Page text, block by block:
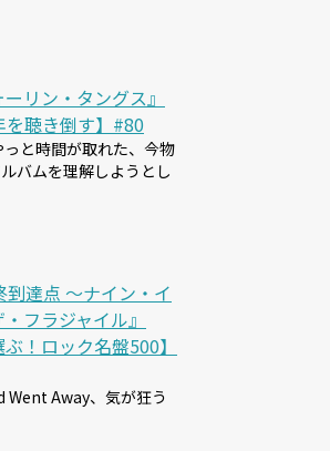
リン・タングス』
を聴き倒す】#80
と時間が取れた、今物
バムを理解しようとし
達点 〜ナイン・イ
フラジャイル』
！ロック名盤500】
Away、気が狂う